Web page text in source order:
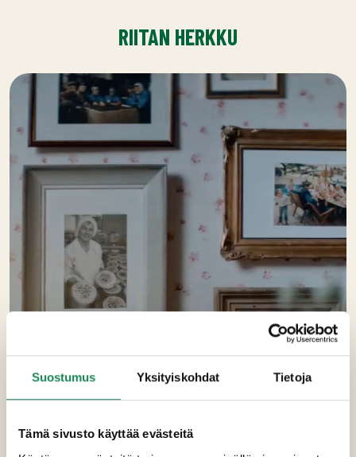
Suostumus Yksityiskohdat Tietoja
Tämä sivusto käyttää evästeitä
RIITAN HERKKU